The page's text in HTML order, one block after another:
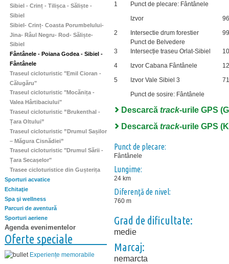
Sibiel - Crinț - Tilișca - Săliște -
Sibiel
Sibiel- Crinț- Coasta Porumbelului-
Jina- Râul Negru- Rod- Săliște-
Sibiel
Fântânele - Poiana Godea - Sibiel -
Fântânele
Traseul cicloturistic "Emil Cioran -
Călugăru"
Traseul cicloturistic "Mocănița -
Valea Hârtibaciului"
Traseul cicloturistic ”Brukenthal -
Țara Oltului”
Traseul cicloturistic ”Drumul Sașilor
– Măgura Cisnădiei”
Traseul cicloturistic "Drumul Sării -
Țara Secașelor"
Trasee cicloturistice din Gușterița
Sporturi acvatice
Echitaţie
Spa şi wellness
Parcuri de aventură
Sporturi aeriene
Agenda evenimentelor
Oferte speciale
Experiențe memorabile
1
Punct de plecare: Fântânele
Izvor
2
Intersectie drum forestier
Punct de Belvedere
3 Intersecție traseu Orlat-Sibiel
4
Izvor Cabana Fântânele
5
Izvor Vale Sibiel 3
Punct de sosire: Fântânele
Descarcă track-urile GPS
Descarcă track-urile GPS
Punct de plecare:
Fântânele
Lungime:
24 km
Diferenţă de nivel:
760 m
Grad de dificultate:
medie
Marcaj:
nemarcta